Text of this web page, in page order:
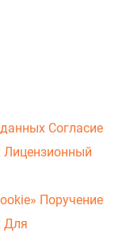
Согласие
Лицензионный
Поручение
Для